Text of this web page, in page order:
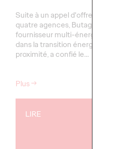
Suite à un appel d'offres opposant
quatre agences, Butagaz,
fournisseur multi-énergies engagé
dans la transition énergétique de
proximité, a confié le…
Plus→
LIRE